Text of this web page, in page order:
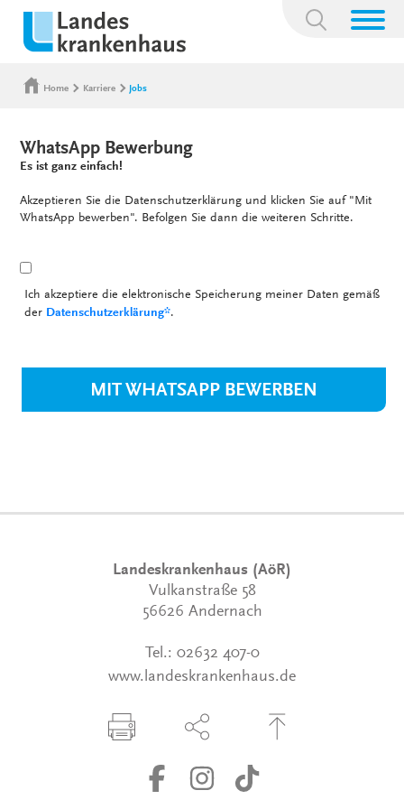
Suchbegriff:
Home Karriere Jobs
WhatsApp Bewerbung
Es ist ganz einfach!
Akzeptieren Sie die Datenschutzerklärung und klicken Sie auf "Mit
WhatsApp bewerben". Befolgen Sie dann die weiteren Schritte.
Ich akzeptiere die elektronische Speicherung meiner Daten gemäß
der Datenschutzerklärung*.
MIT WHATSAPP BEWERBEN
Landeskrankenhaus (AöR)
Vulkanstraße 58
56626 Andernach
Tel.: 02632 407-0
www.landeskrankenhaus.de